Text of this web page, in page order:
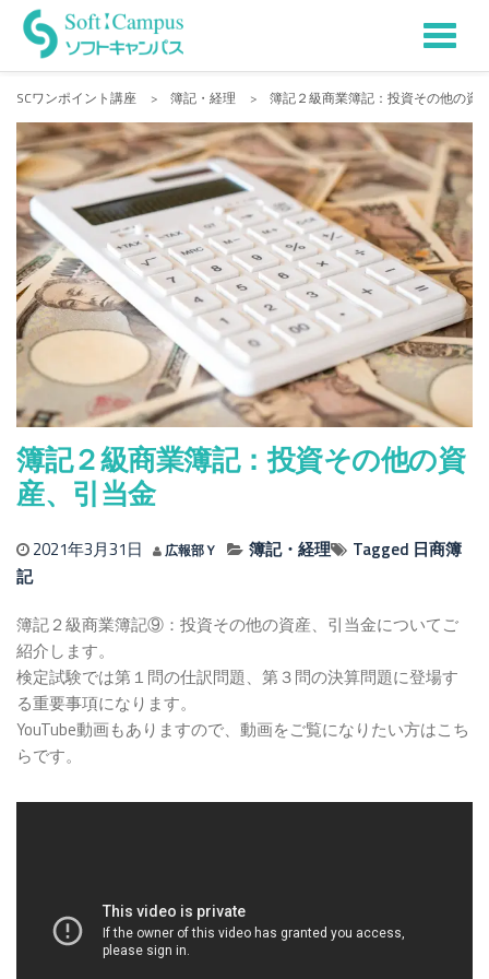
content
SCワンポイント講座 > 簿記・経理 > 簿記２級商業簿記：投資その他の資
簿記２級商業簿記：投資その他の資
産、引当金
2021年3月31日 広報部Ｙ 簿記・経理 Tagged 日商簿
記
簿記２級商業簿記⑨：投資その他の資産、引当金についてご
紹介します。
検定試験では第１問の仕訳問題、第３問の決算問題に登場す
る重要事項になります。
YouTube動画もありますので、動画をご覧になりたい方はこち
らです。